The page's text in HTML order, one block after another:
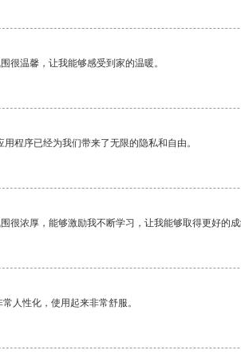
很温馨，让我能够感受到家的温暖。
程序已经为我们带来了无限的隐私和自由。
很浓厚，能够激励我不断学习，让我能够取得更好的
人性化，使用起来非常舒服。